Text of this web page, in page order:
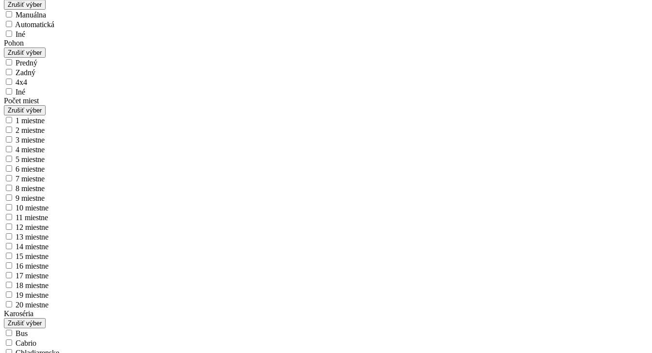
Zrušiť výber
Manuálna
Automatická
Iné
Pohon
Zrušiť výber
Predný
Zadný
4x4
Iné
Počet miest
Zrušiť výber
1 miestne
2 miestne
3 miestne
4 miestne
5 miestne
6 miestne
7 miestne
8 miestne
9 miestne
10 miestne
11 miestne
12 miestne
13 miestne
14 miestne
15 miestne
16 miestne
17 miestne
18 miestne
19 miestne
20 miestne
Karoséria
Zrušiť výber
Bus
Cabrio